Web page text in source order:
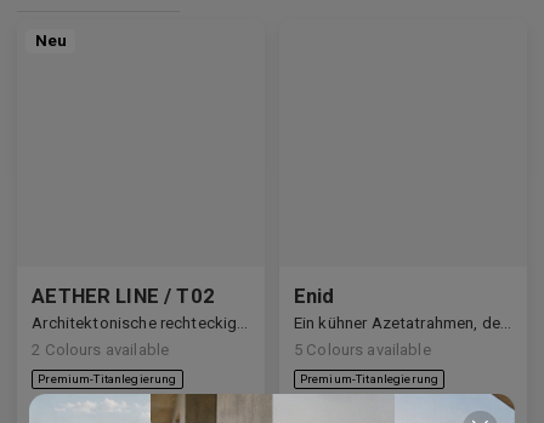
Neu
AETHER LINE / T02
Architektonische rechteckige Struktur aus hochwertigem Industrietitan gefertigt.
2 Colours available
Enid
Ein kühner Azetatrahmen, der den Blick definiert.
5 Colours available